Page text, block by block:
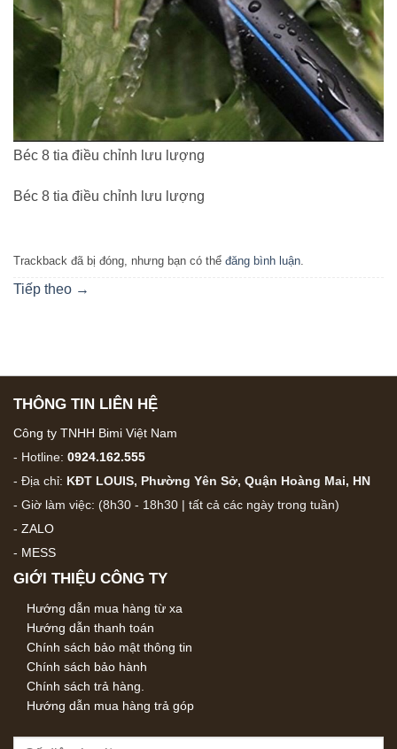
Béc 8 tia điều chỉnh lưu lượng
Béc 8 tia điều chỉnh lưu lượng
Trackback đã bị đóng, nhưng bạn có thể đăng bình luận.
Tiếp theo →
THÔNG TIN LIÊN HỆ
Công ty TNHH Bimi Việt Nam
- Hotline: 0924.162.555
- Địa chỉ: KĐT LOUIS, Phường Yên Sở, Quận Hoàng Mai, HN
- Giờ làm việc: (8h30 - 18h30 | tất cả các ngày trong tuần)
- ZALO
- MESS
GIỚI THIỆU CÔNG TY
Hướng dẫn mua hàng từ xa
Hướng dẫn thanh toán
Chính sách bảo mật thông tin
Chính sách bảo hành
Chính sách trả hàng.
Hướng dẫn mua hàng trả góp